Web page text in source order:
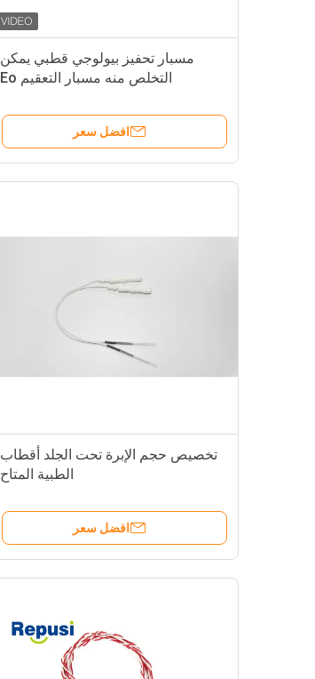
مسبار تحفيز بيولوجي قطبي يمكن
التخلص منه مسبار التعقيم Eo
افضل سعر
تخصيص حجم الإبرة تحت الجلد أقطاب
الطبية المتاح
افضل سعر